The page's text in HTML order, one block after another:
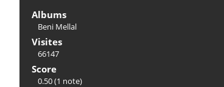
Albums
Beni Mellal
Visites
66147
Score
0.50(1 note)